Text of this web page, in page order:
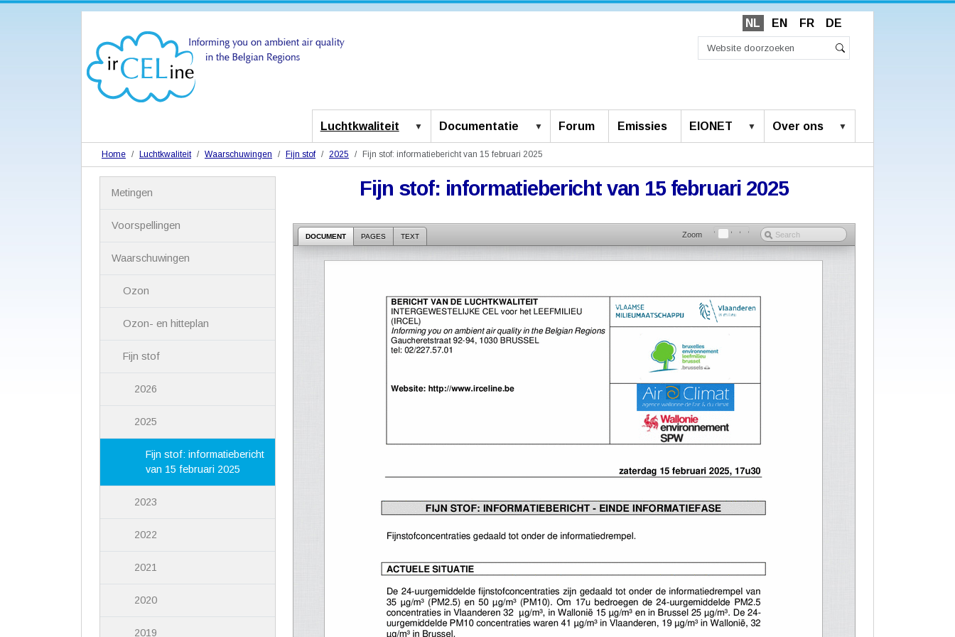
NL EN FR DE
Luchtkwaliteit Documentatie Forum Emissies EIONET Over ons
Home Luchtkwaliteit Waarschuwingen Fijn stof 2025 Fijn stof: informatiebericht van 15 februari 2025
Fijn stof: informatiebericht van 15 februari 2025
DOCUMENT PAGES TEXT Zoom
Metingen
Voorspellingen
Waarschuwingen
Ozon
Ozon- en hitteplan
Fijn stof
2026
2025
Fijn stof: informatiebericht
van 15 februari 2025
2023
2022
2021
2020
2019